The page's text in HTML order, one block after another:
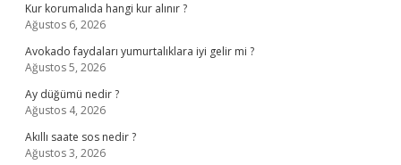
Kur korumalıda hangi kur alınır ?
Ağustos 6, 2026
Avokado faydaları yumurtalıklara iyi gelir mi ?
Ağustos 5, 2026
Ay düğümü nedir ?
Ağustos 4, 2026
Akıllı saate sos nedir ?
Ağustos 3, 2026